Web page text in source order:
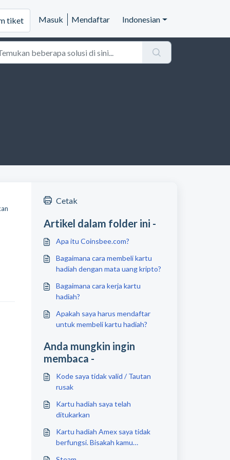
tiket Masuk Mendaftar Indonesian
Cetak
Artikel dalam folder ini -
Apa itu Coinsbee.com?
Bagaimana cara membeli kartu
hadiah dengan mata uang kripto?
Bagaimana cara kerja kartu
hadiah?
Apakah saya harus mendaftar
untuk membeli kartu hadiah?
Anda mungkin ingin
membaca -
Kode saya tidak valid / Tautan
rusak
Kartu hadiah saya telah
ditukarkan
Kartu hadiah Amex saya tidak
berfungsi. Bisakah kamu